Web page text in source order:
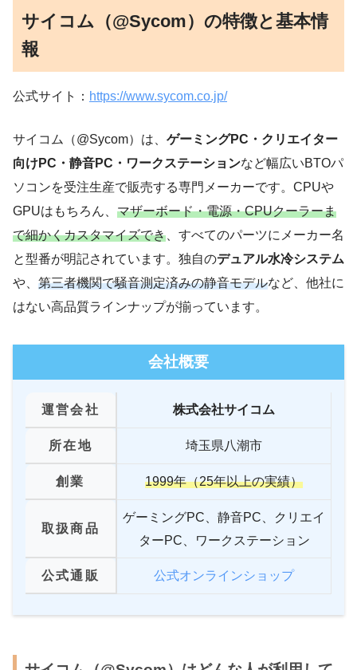
サイコム（@Sycom）の特徴と基本情
報
公式サイト： https://www.sycom.co.jp/
サイコム（@Sycom）は、 ゲーミングPC・クリエイター
向けPC・静音PC・ワークステーションなど幅広いBTOパ
ソコンを受注生産で販売する専門メーカーです。CPUや
GPUはもちろん、 マザーボード・電源・CPUクーラーま
で細かくカスタマイズでき 、すべてのパーツにメーカー名
と型番が明記されています。独自のデュアル水冷システム
や、 第三者機関で騒音測定済みの静音モデルなど、他社に
はない高品質ラインナップが揃っています。
会社概要
運営会社 株式会社サイコム
所在地 埼玉県八潮市
創業 1999年（25年以上の実績）
取扱商品
ゲーミングPC、静音PC、クリエイ
ターPC、ワークステーション
公式通販 公式オンラインショップ